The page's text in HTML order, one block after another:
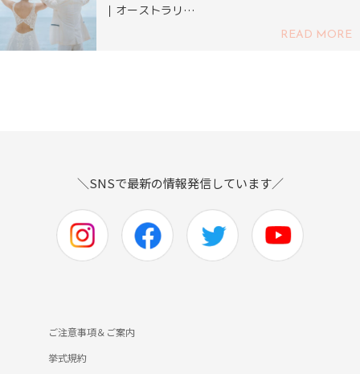
｜オーストラリ…
READ MORE
＼SNSで最新の情報発信しています／
ご注意事項＆ご案内
挙式規約